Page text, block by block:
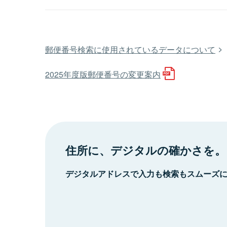
郵便番号検索に使用されているデータについて
2025年度版郵便番号の変更案内
住所に、デジタルの確かさを。
デジタルアドレスで入力も検索もスムーズ